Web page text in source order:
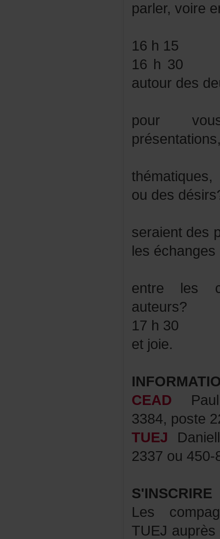
16h15
16h30
leséchanges
auteurs?
17h30
etjoie.
CEAD
TUEJ
2337ou450-
S'INSCRIRE